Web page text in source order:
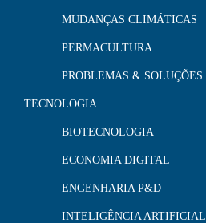
MUDANÇAS CLIMÁTICAS
PERMACULTURA
PROBLEMAS & SOLUÇÕES
TECNOLOGIA
BIOTECNOLOGIA
ECONOMIA DIGITAL
ENGENHARIA P&D
INTELIGÊNCIA ARTIFICIAL